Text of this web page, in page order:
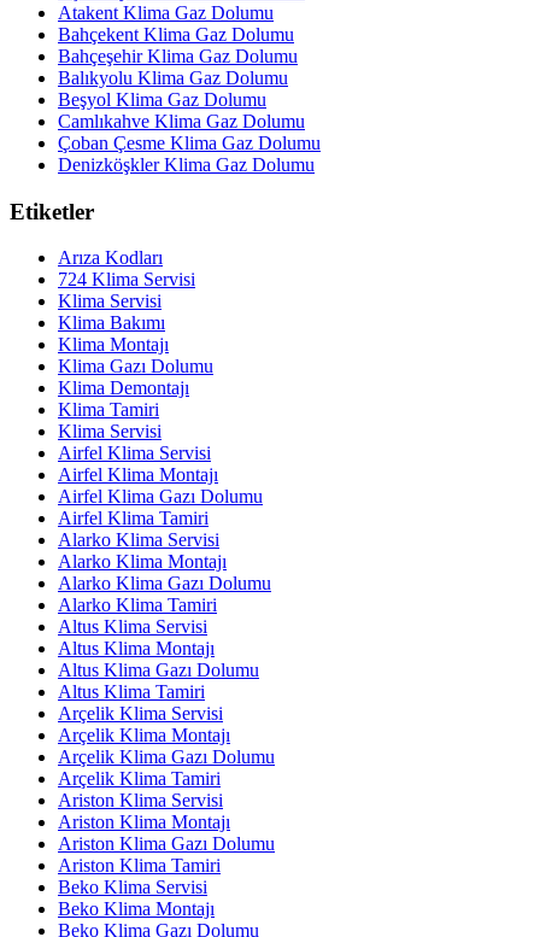
Atakent Klima Gaz Dolumu
Bahçekent Klima Gaz Dolumu
Bahçeşehir Klima Gaz Dolumu
Balıkyolu Klima Gaz Dolumu
Beşyol Klima Gaz Dolumu
Camlıkahve Klima Gaz Dolumu
Çoban Çesme Klima Gaz Dolumu
Denizköşkler Klima Gaz Dolumu
Etiketler
Arıza Kodları
724 Klima Servisi
Klima Servisi
Klima Bakımı
Klima Montajı
Klima Gazı Dolumu
Klima Demontajı
Klima Tamiri
Klima Servisi
Airfel Klima Servisi
Airfel Klima Montajı
Airfel Klima Gazı Dolumu
Airfel Klima Tamiri
Alarko Klima Servisi
Alarko Klima Montajı
Alarko Klima Gazı Dolumu
Alarko Klima Tamiri
Altus Klima Servisi
Altus Klima Montajı
Altus Klima Gazı Dolumu
Altus Klima Tamiri
Arçelik Klima Servisi
Arçelik Klima Montajı
Arçelik Klima Gazı Dolumu
Arçelik Klima Tamiri
Ariston Klima Servisi
Ariston Klima Montajı
Ariston Klima Gazı Dolumu
Ariston Klima Tamiri
Beko Klima Servisi
Beko Klima Montajı
Beko Klima Gazı Dolumu